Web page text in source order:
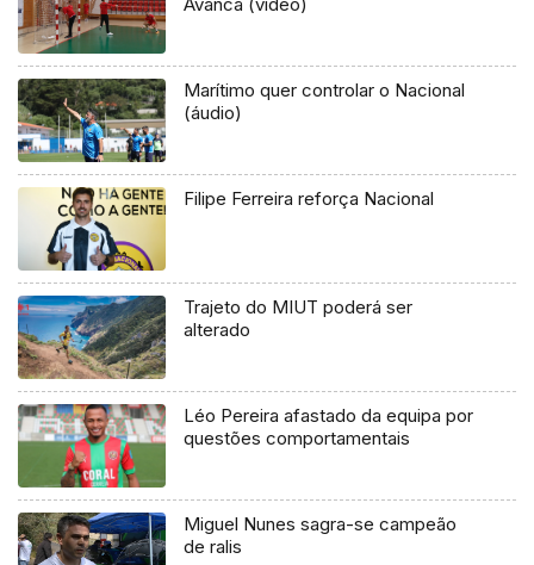
Avanca (vídeo)
Marítimo quer controlar o Nacional
(áudio)
Filipe Ferreira reforça Nacional
Trajeto do MIUT poderá ser
alterado
Léo Pereira afastado da equipa por
questões comportamentais
Miguel Nunes sagra-se campeão
de ralis